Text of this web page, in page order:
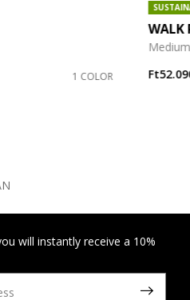
1 COLOR
WALK
will instantly receive a 10%